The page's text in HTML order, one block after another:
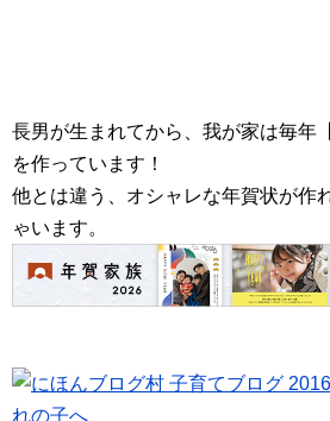
長男が生まれてから、我が家は毎年
を作っています！
他とは違う、オシャレな年賀状が作
ゃいます。